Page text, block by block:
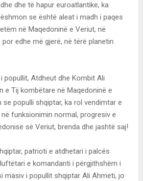
dhe të hapur euroatlantike, ka
se është aleat i madh i paqes
në Maqedoninë e Veriut, në
por edhe më gjerë, në tërë planetin
popullit, Atdheut dhe Kombit Ali
e Tij kombëtare në Maqedoninë e
populli shqiptar, ka rol vendimtar e
funksionimin normal, progresiv e
së Veriut, brenda dhe jashtë saj!
patrioti e atdhetari i palcës
e komandanti i përgjithshëm i
masiv i popullit shqiptar Ali Ahmeti, jo